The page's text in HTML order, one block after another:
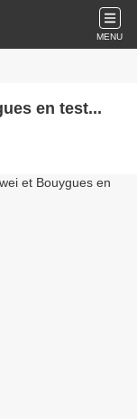
MENU
en test...